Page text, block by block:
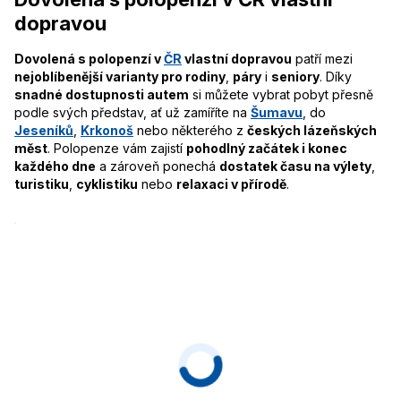
dopravou
Dovolená s polopenzí vČR vlastní dopravou patří mezi
nejoblíbenější varianty pro rodiny páry i seniory. Díky
snadné dostupnosti autem si můžete vybrat pobyt přesně
podle svých představ, ať už zamíříte na Šumavu , do
Jeseníků Krkonoš nebo některého z českých lázeňských
měst. Polopenze vám zajistí pohodlný začátek i konec
každého dne a zároveň ponechá dostatek času na výlety
turistiku cyklistiku nebo relaxaci v přírodě.